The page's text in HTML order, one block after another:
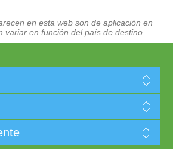
en esta web son de aplicación en
variar en función del país de destino